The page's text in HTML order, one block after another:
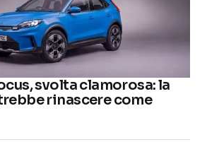
svolta clamorosa: la
rinascere come